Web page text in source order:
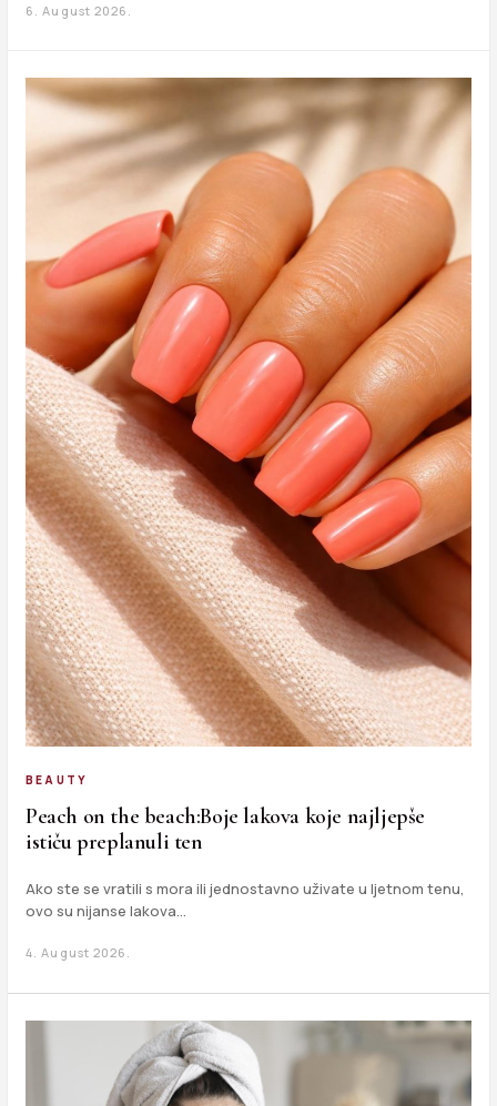
6. August 2026.
BEAUTY
Peach on the beach:Boje lakova koje najljepše
ističu preplanuli ten
Ako ste se vratili s mora ili jednostavno uživate u ljetnom tenu,
ovo su nijanse lakova…
4. August 2026.